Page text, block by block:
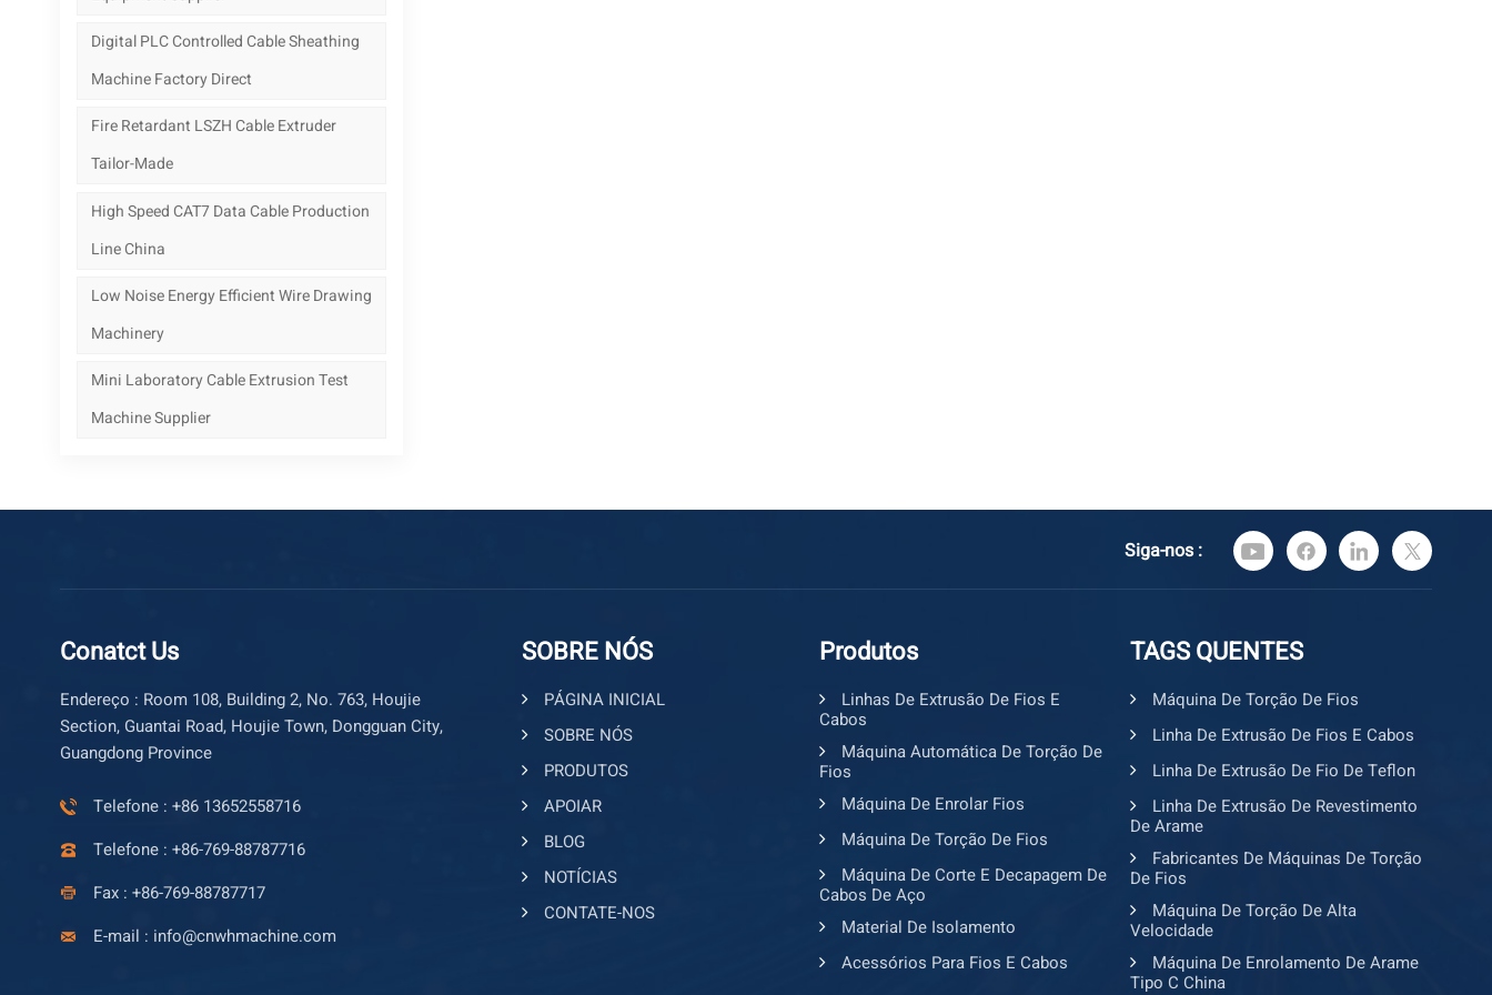
Digital PLC Controlled Cable Sheathing
Machine Factory Direct
Fire Retardant LSZH Cable Extruder
Tailor-Made
High Speed CAT7 Data Cable Production
Line China
Low Noise Energy Efficient Wire Drawing
Machinery
Mini Laboratory Cable Extrusion Test
Machine Supplier
demanda por cabos especializados, como *cabos para painéis
solares** e **cabos para turbinas eólicas*. 4.2 Redes Inteligentes e
IoT O surgimento das redes inteligentes e da Internet das Coisas
Emergentes Os países em desenvolvimento estão investindo
lucrativas para fabricantes de fios e cabos. 5. O papel da
maquinaria avançada no crescimento da indústria Máquinas
avançadas são a espinha dorsal da indústria de fios e cabos,
permitindo que os fabricantes atendam às demandas em
constante evolução. As principais máquinas incluem: 1. Máquinas
de extrusão de cabos**: Essenciais para revestir fios com materiais
isolantes. 2. Máquinas de torção: usadas para torcer vários fios em
um único cabo. 3. Máquinas de trefilação: reduzem o diâmetro dos
fios para especificações precisas. 4. Máquinas automáticas de
decapagem de fios: removem o isolamento dos fios com alta
precisão. 5. Máquinas de agrupamento: combinam vários fios em
Siga-nos :
Conatct Us
Endereço : Room 108, Building 2, No. 763, Houjie
Section, Guantai Road, Houjie Town, Dongguan City,
Guangdong Province
Telefone : +86 13652558716
Telefone : +86-769-88787716
Fax : +86-769-88787717
E-mail : info@cnwhmachine.com
SOBRE NÓS
PÁGINA INICIAL
SOBRE NÓS
PRODUTOS
APOIAR
BLOG
NOTÍCIAS
CONTATE-NOS
Produtos
Linhas De Extrusão De Fios E
Cabos
Máquina Automática De Torção De
Fios
Máquina De Enrolar Fios
Máquina De Torção De Fios
Máquina De Corte E Decapagem De
Cabos De Aço
Material De Isolamento
Acessórios Para Fios E Cabos
TAGS QUENTES
Máquina De Torção De Fios
Linha De Extrusão De Fios E Cabos
Linha De Extrusão De Fio De Teflon
Linha De Extrusão De Revestimento
De Arame
Fabricantes De Máquinas De Torção
De Fios
Máquina De Torção De Alta
Velocidade
Máquina De Enrolamento De Arame
Tipo C China